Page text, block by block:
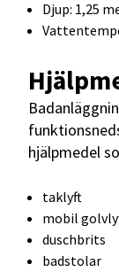
Djup: 1,25
hjälpmedel
taklyft
mobil
duschbrits
badstolar